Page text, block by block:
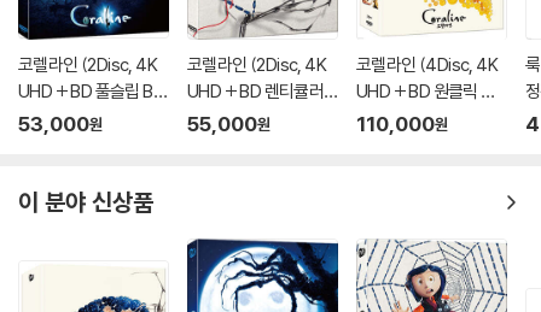
코렐라인 (2Disc, 4K
UHD + BD 풀슬립 B T
ype 500장 한정판) :
53,000원
코렐라인 (2Disc, 4K
UHD + BD 렌티큘러
풀슬립 A Type 700장
55,000원
코렐라인 (4Disc, 4K
UHD + BD 원클릭 박
스 C Type 400장 한
110,000원
이 분야 신상품